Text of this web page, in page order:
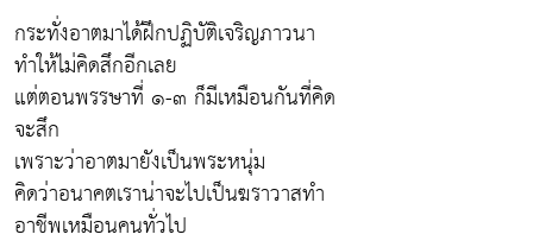
กระทั่งอาตมาได้ฝึกปฏิบัติเจริญภาวนา
ทำให้ไม่คิดสึกอีกเลย
แต่ตอนพรรษาที่ ๑-๓ ก็มีเหมือนกันที่คิด
จะสึก
เพราะว่าอาตมายังเป็นพระหนุ่ม
คิดว่าอนาคตเราน่าจะไปเป็นฆราวาสทำ
อาชีพเหมือนคนทั่วไป